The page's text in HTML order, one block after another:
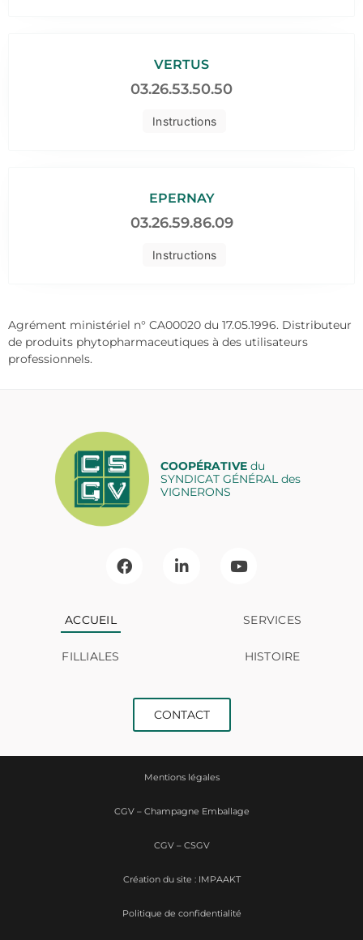
Instructions
VERTUS
03.26.53.50.50
Instructions
EPERNAY
03.26.59.86.09
Agrément ministériel n° CA00020 du 17.05.1996. Distributeur
de produits phytopharmaceutiques à des utilisateurs
professionnels.
COOPÉRATIVEdu
SYNDICAT GÉNÉRAL des
VIGNERONS
ACCUEIL SERVICES
FILLIALES HISTOIRE
CONTACT
Mentions légales
CGV – Champagne Emballage
CGV – CSGV
Politique de confidentialité
Création du site : IMPAAKT